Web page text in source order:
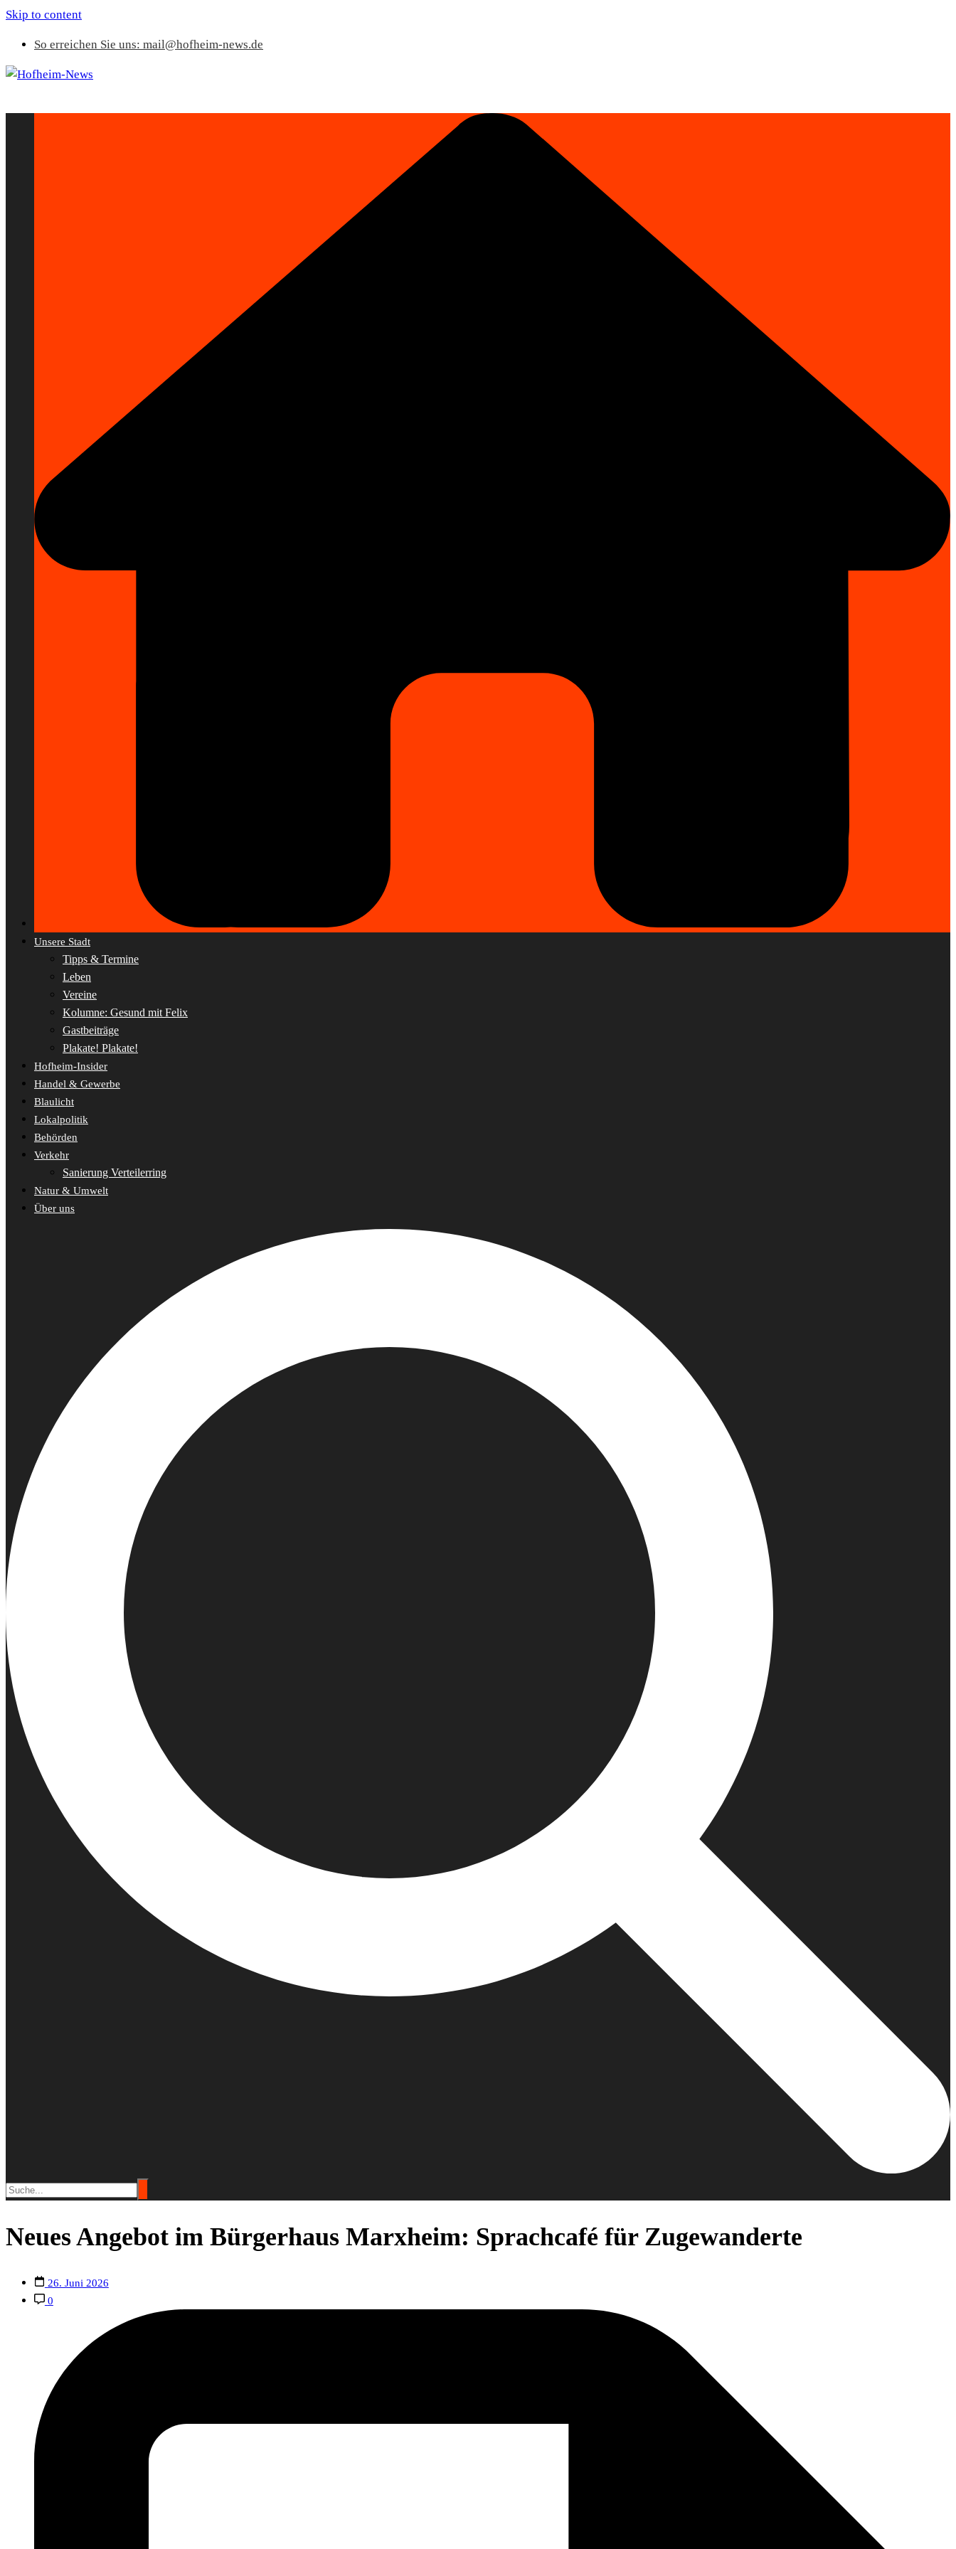
Skip to content
So erreichen Sie uns: mail@hofheim-news.de
Unsere Stadt
Tipps & Termine
Leben
Vereine
Kolumne: Gesund mit Felix
Gastbeiträge
Plakate! Plakate!
Hofheim-Insider
Handel & Gewerbe
Blaulicht
Lokalpolitik
Behörden
Verkehr
Sanierung Verteilerring
Natur & Umwelt
Über uns
Neues Angebot im Bürgerhaus Marxheim: Sprachcafé für Zugewanderte
26. Juni 2026
0